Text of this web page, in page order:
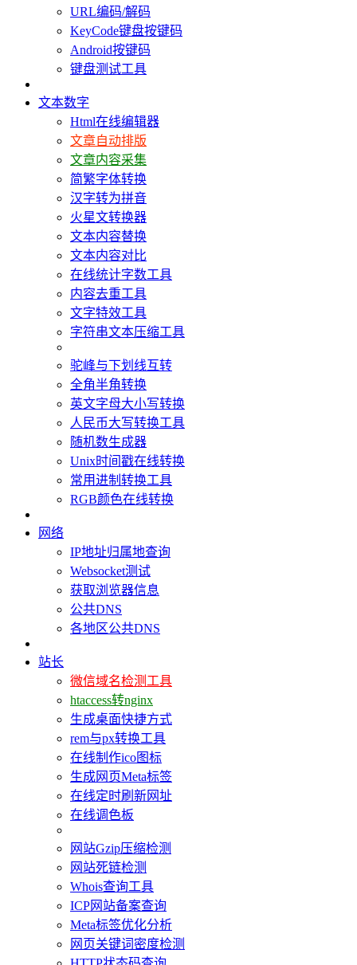
URL编码/解码
KeyCode键盘按键码
Android按键码
键盘测试工具
文本数字
Html在线编辑器
文章自动排版
文章内容采集
简繁字体转换
汉字转为拼音
火星文转换器
文本内容替换
文本内容对比
在线统计字数工具
内容去重工具
文字特效工具
字符串文本压缩工具
驼峰与下划线互转
全角半角转换
英文字母大小写转换
人民币大写转换工具
随机数生成器
Unix时间戳在线转换
常用进制转换工具
RGB颜色在线转换
网络
IP地址归属地查询
Websocket测试
获取浏览器信息
公共DNS
各地区公共DNS
站长
微信域名检测工具
htaccess转nginx
生成桌面快捷方式
rem与px转换工具
在线制作ico图标
生成网页Meta标签
在线定时刷新网址
在线调色板
网站Gzip压缩检测
网站死链检测
Whois查询工具
ICP网站备案查询
Meta标签优化分析
网页关键词密度检测